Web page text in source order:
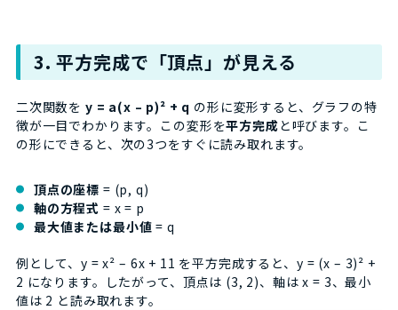
3. 平方完成で「頂点」が見える
二次関数を y = a(x – p)² + q の形に変形すると、グラフの特
徴が一目でわかります。この変形を平方完成と呼びます。こ
の形にできると、次の3つをすぐに読み取れます。
頂点の座標 = (p, q)
軸の方程式 = x = p
最大値または最小値 = q
例として、y = x² – 6x + 11 を平方完成すると、y = (x – 3)² +
2 になります。したがって、頂点は (3, 2)、軸は x = 3、最小
値は 2 と読み取れます。